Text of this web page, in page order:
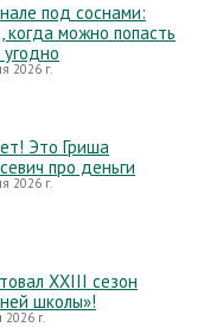
под соснами:
когда можно попасть
2026 г.
Это Гриша
про деньги
2026 г.
XXIII сезон
школы»!
2026 г.